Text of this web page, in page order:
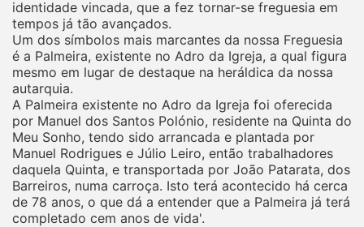
identidade vincada, que a fez tornar-se freguesia em
tempos já tão avançados.
Um dos símbolos mais marcantes da nossa Freguesia
é a Palmeira, existente no Adro da Igreja, a qual figura
mesmo em lugar de destaque na heráldica da nossa
autarquia.
A Palmeira existente no Adro da Igreja foi oferecida
por Manuel dos Santos Polónio, residente na Quinta do
Meu Sonho, tendo sido arrancada e plantada por
Manuel Rodrigues e Júlio Leiro, então trabalhadores
daquela Quinta, e transportada por João Patarata, dos
Barreiros, numa carroça. Isto terá acontecido há cerca
de 78 anos, o que dá a entender que a Palmeira já terá
completado cem anos de vida'.